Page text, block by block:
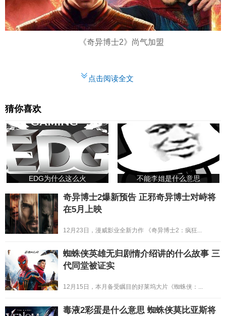
《奇异博士2》尚气加盟
点击阅读全文
猜你喜欢
EDG为什么这么火 不能李姐是什么意思
奇异博士2爆新预告 正邪奇异博士对峙将
在5月上映
12月23日，漫威影业全新力作 《奇异博士2：疯狂...
蜘蛛侠英雄无归剧情介绍讲的什么故事 三
代同堂被证实
12月15日，本月备受瞩目的好莱坞大片《蜘蛛侠：...
毒液2彩蛋是什么意思 蜘蛛侠莫比亚斯将